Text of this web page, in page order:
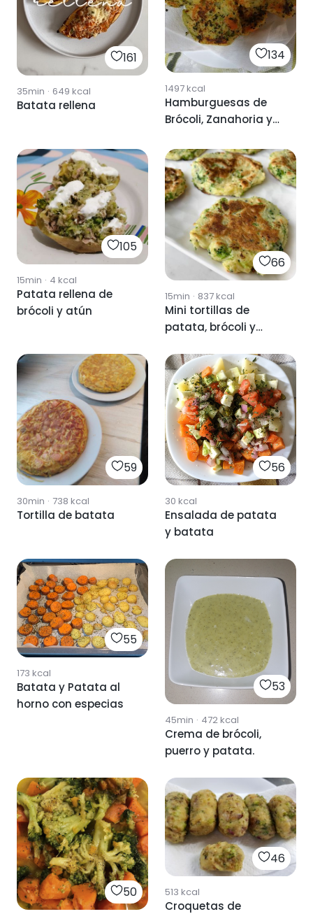
161
35min · 649 kcal
Batata rellena
134
1497kcal
Hamburguesas de
Brócoli, Zanahoria y
105
15min · 4 kcal
Patata rellena de
brócoli y atún
66
15min · 837kcal
Mini tortillas de
patata, brócoli y
59
30min · 738 kcal
Tortilla de batata
56
30 kcal
Ensalada de patata
y batata
55
173 kcal
Batata y Patata al
horno con especias
53
45min · 472kcal
Crema de brócoli,
puerro y patata.
50
46
513 kcal
Croquetas de